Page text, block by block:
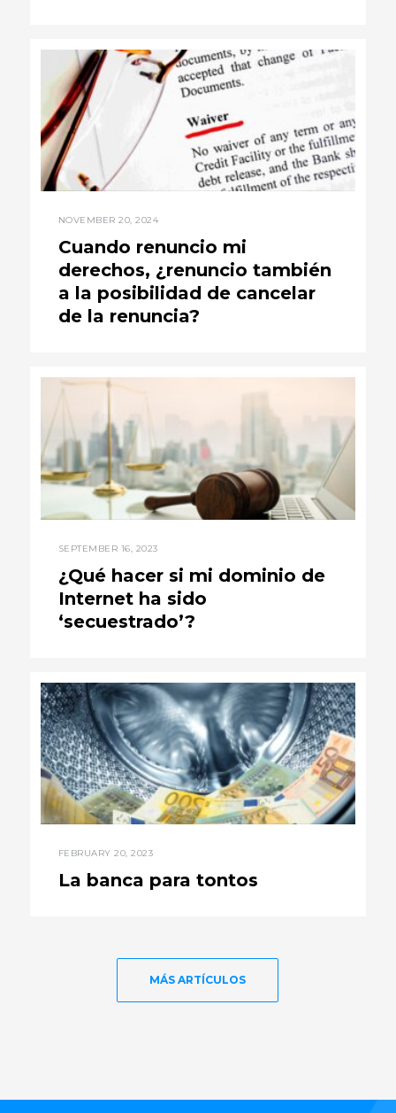
NOVEMBER 20, 2024
Cuando renuncio mi
derechos, ¿renuncio también
a la posibilidad de cancelar
de la renuncia?
SEPTEMBER 16, 2023
¿Qué hacer si mi dominio de
Internet ha sido
‘secuestrado’?
FEBRUARY 20, 2023
La banca para tontos
MÁS ARTÍCULOS